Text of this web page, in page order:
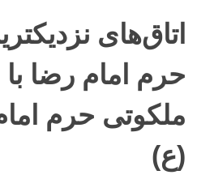
اتاق‌های
حرم امام رضا با
ملکوتی حرم
(ع)